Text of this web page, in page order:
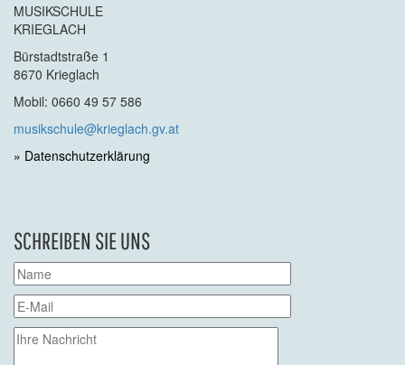
MUSIKSCHULE
KRIEGLACH
Bürstadtstraße 1
8670 Krieglach
Mobil: 0660 49 57 586
musikschule@krieglach.gv.at
» Datenschutzerklärung
SCHREIBEN SIE UNS